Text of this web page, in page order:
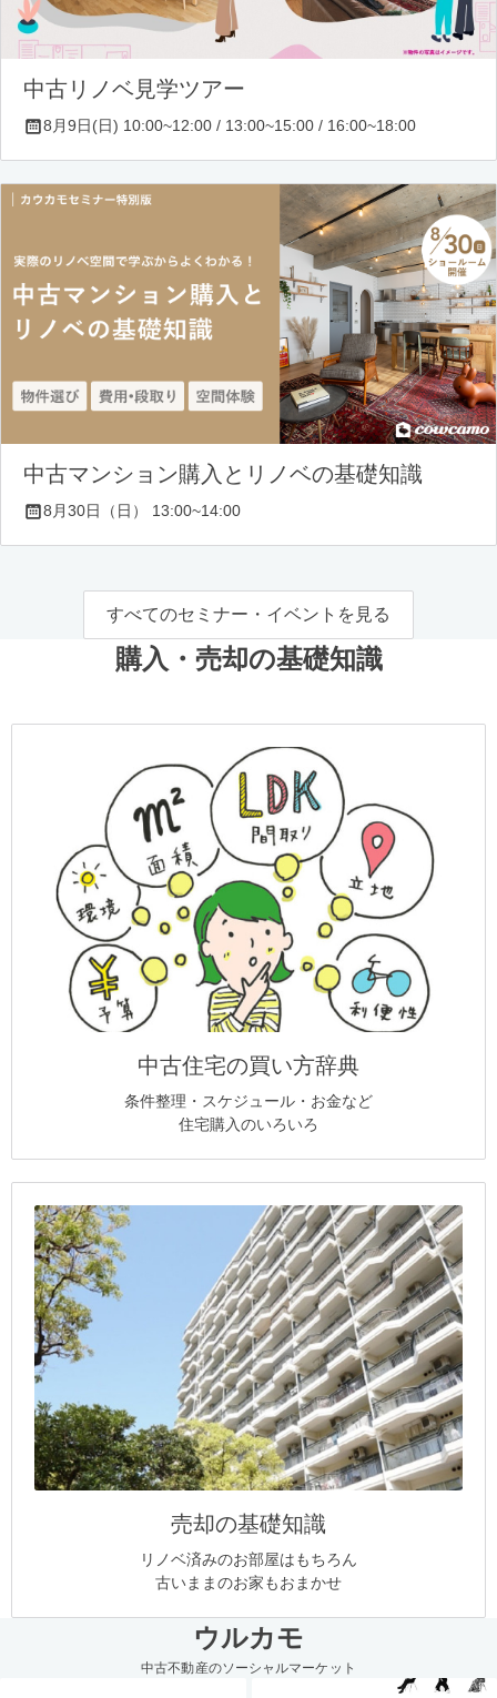
中古リノベ見学ツアー
8月9日(日) 10:00~12:00 / 13:00~15:00 / 16:00~18:00
中古マンション購入とリノベの基礎知識
8月30日（日） 13:00~14:00
すべてのセミナー・イベントを見る
購入・売却の基礎知識
中古住宅の買い方辞典
条件整理・スケジュール・お金など
住宅購入のいろいろ
売却の基礎知識
リノベ済みのお部屋はもちろん
古いままのお家もおまかせ
ウルカモ
中古不動産のソーシャルマーケット